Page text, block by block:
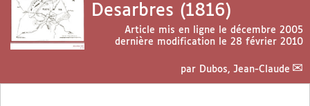
Desarbres (1816)
Article mis en ligne le décembre 2005
dernière modification le 28 février 2010
par Dubos, Jean-Claude